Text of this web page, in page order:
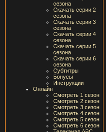
сезона
Скачать серии 2
сезона
Скачать серии 3
сезона
Скачать серии 4
сезона
Скачать серии 5
сезона
Скачать серии 6
сезона
Субтитры
Бонусы
Инструкции
Онлайн
Смотреть 1 сезон
Смотреть 2 сезон
Смотреть 3 сезон
Смотреть 4 сезон
Смотреть 5 сезон
Смотреть 6 сезон